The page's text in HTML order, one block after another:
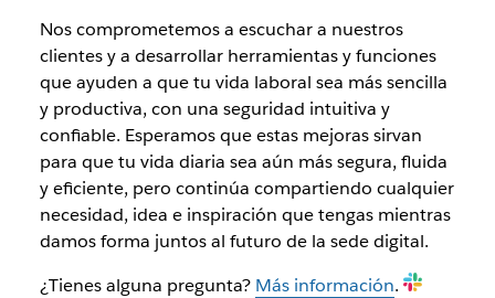
Nos comprometemos a escuchar a nuestros
clientes y a desarrollar herramientas y funciones
que ayuden a que tu vida laboral sea más sencilla
y productiva, con una seguridad intuitiva y
confiable. Esperamos que estas mejoras sirvan
para que tu vida diaria sea aún más segura, fluida
y eficiente, pero continúa compartiendo cualquier
necesidad, idea e inspiración que tengas mientras
damos forma juntos al futuro de la sede digital.
¿Tienes alguna pregunta? Más información.